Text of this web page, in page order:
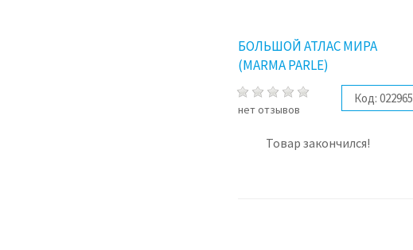
БОЛЬШОЙ АТЛАС МИРА
(МARMA PARLE)
нет отзывов
Код: 022965
Товар закончился!